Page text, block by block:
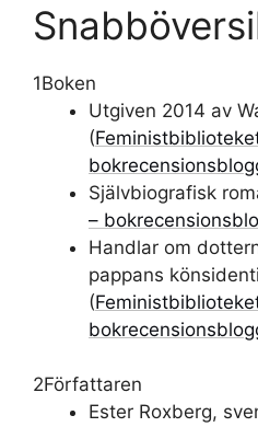
1Boken
Utgiven 2014 av
(
Självbiografisk
–
Handlar om
pappans
(
2Författaren
Ester Roxberg,